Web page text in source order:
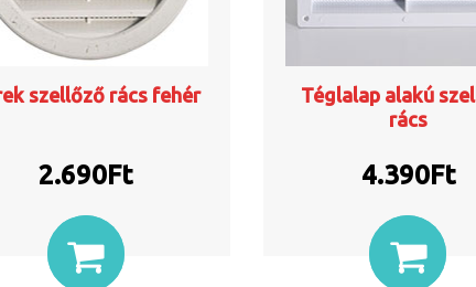
szellőző rács fehér
2.690Ft
Téglalap alakú
rács
4.390Ft